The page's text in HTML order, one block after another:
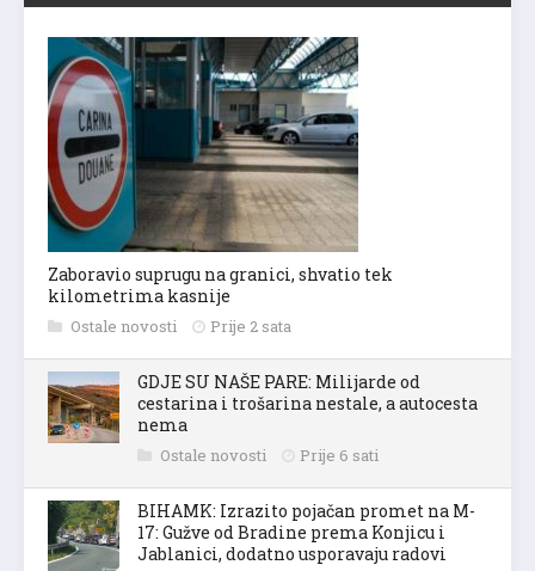
Zaboravio suprugu na granici, shvatio tek
kilometrima kasnije
Ostale novosti Prije 2 sata
GDJE SU NAŠE PARE: Milijarde od
cestarina i trošarina nestale, a autocesta
nema
Ostale novosti Prije 6 sati
BIHAMK: Izrazito pojačan promet na M-
17: Gužve od Bradine prema Konjicu i
Jablanici, dodatno usporavaju radovi